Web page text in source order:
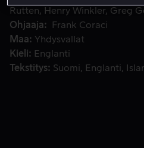
kamppailuihin.
Rutten
Henry Winkler Greg
Ohjaaja
Frank Coraci
Maa
Yhdysvallat
Kieli
Englanti
Tekstitys
Suomi Englanti